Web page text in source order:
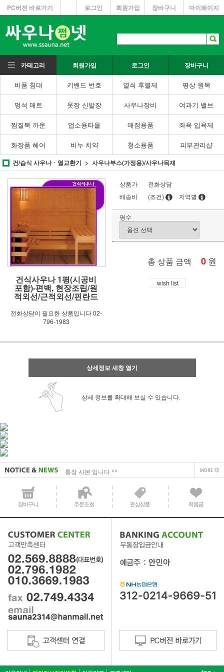
PC버전 바로가기 마이페이지
장바구니
회원가입
로그인
카테고리 회원가입 로그인 장바구니
비품 침대 키밴드 번호 열쇠 후불제 평상 원목
멍석 매트 옷장 신발장 사우나장비 여과기 밸브
찜질복 까운 업소용타올 매점용품 좌욕 입욕제
화장품 헤어 비누 치약 청소용품 피부관리샵
건/습식 사우나ㆍ열교환기 사우나부스(가정용)/사우나목재
건식사우나 1평(시공비
포함)-편백, 현장조립/원
적외선/근적외선/핀란드
전화상담이 필요한 상품입니다 02-
796-1983
상품가
전화상담
배송비
(조건) 지역별
평수
총 상품 금액 0 원
wish list
상세정보 새창 열기
상세 정보를 확대해 보실 수 있습니다.
통장 사본 입니다 ^^